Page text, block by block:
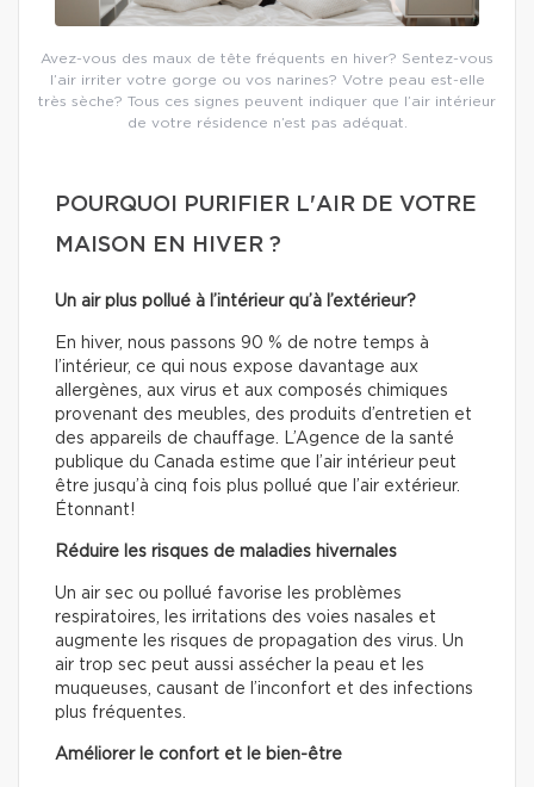
Avez-vous des maux de tête fréquents en hiver? Sentez-vous
l’air irriter votre gorge ou vos narines? Votre peau est-elle
très sèche? Tous ces signes peuvent indiquer que l’air intérieur
de votre résidence n’est pas adéquat.
POURQUOI PURIFIER L'AIR DE VOTRE
MAISON EN HIVER ?
Un air plus pollué à l’intérieur qu’à l’extérieur?
En hiver, nous passons 90 % de notre temps à
l’intérieur, ce qui nous expose davantage aux
allergènes, aux virus et aux composés chimiques
provenant des meubles, des produits d’entretien et
des appareils de chauffage. L’Agence de la santé
publique du Canada estime que l’air intérieur peut
être jusqu’à cinq fois plus pollué que l’air extérieur.
Étonnant!
Réduire les risques de maladies hivernales
Un air sec ou pollué favorise les problèmes
respiratoires, les irritations des voies nasales et
augmente les risques de propagation des virus. Un
air trop sec peut aussi assécher la peau et les
muqueuses, causant de l’inconfort et des infections
plus fréquentes.
Améliorer le confort et le bien-être